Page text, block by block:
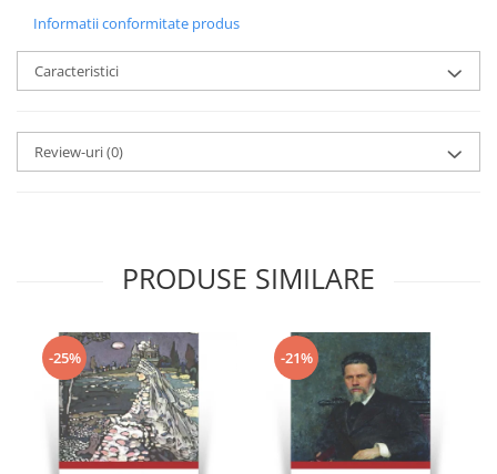
Informatii conformitate produs
Caracteristici
Review-uri(0)
PRODUSE SIMILARE
-25% -21%